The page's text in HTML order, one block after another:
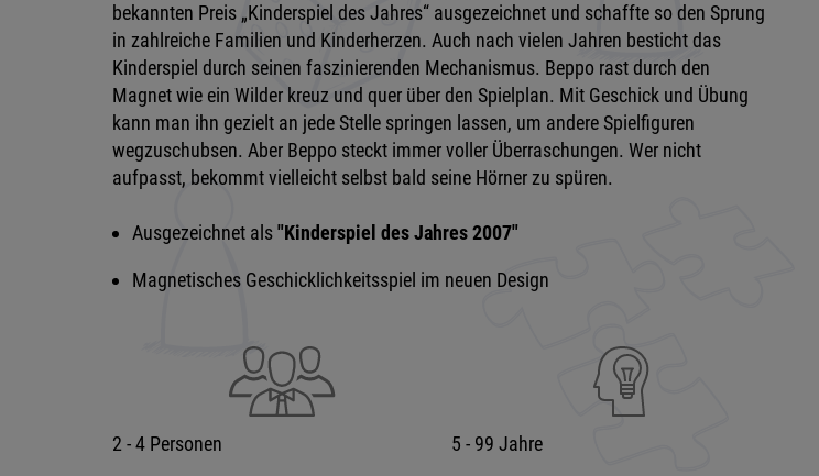
bekannten Preis „Kinderspiel des Jahres“ ausgezeichnet und schaffte so den Sprung
in zahlreiche Familien und Kinderherzen. Auch nach vielen Jahren besticht das
Kinderspiel durch seinen faszinierenden Mechanismus. Beppo rast durch den
Magnet wie ein Wilder kreuz und quer über den Spielplan. Mit Geschick und Übung
kann man ihn gezielt an jede Stelle springen lassen, um andere Spielfiguren
wegzuschubsen. Aber Beppo steckt immer voller Überraschungen. Wer nicht
aufpasst, bekommt vielleicht selbst bald seine Hörner zu spüren.
Ausgezeichnet als"Kinderspiel des Jahres 2007"
Magnetisches Geschicklichkeitsspiel im neuen Design
2 - 4 Personen 5 - 99 Jahre